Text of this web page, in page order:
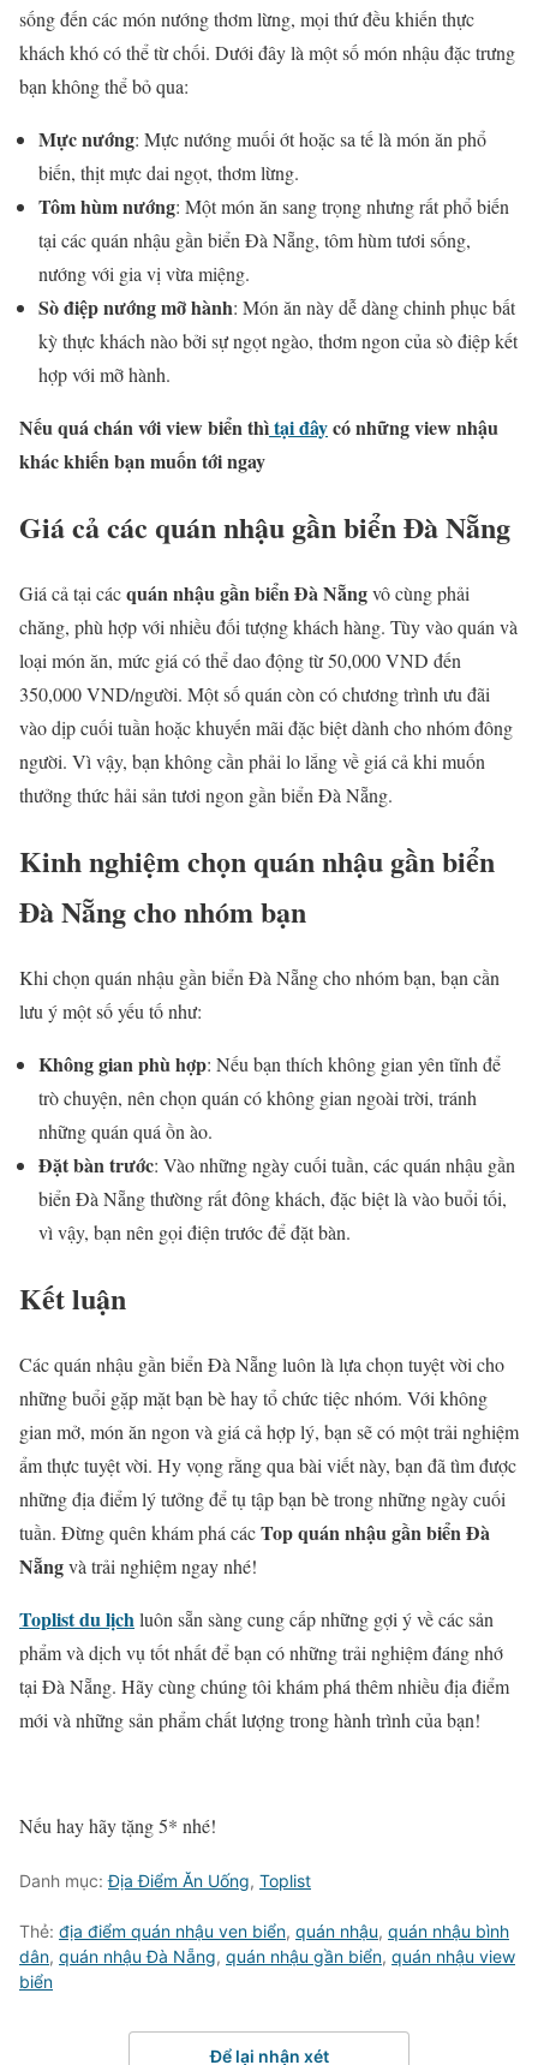
sống đến các món nướng thơm lừng, mọi thứ đều khiến thực
khách khó có thể từ chối. Dưới đây là một số món nhậu đặc trưng
bạn không thể bỏ qua:
Mực nướng: Mực nướng muối ớt hoặc sa tế là món ăn phổ
biến, thịt mực dai ngọt, thơm lừng.
Tôm hùm nướng: Một món ăn sang trọng nhưng rất phổ biến
tại các quán nhậu gần biển Đà Nẵng, tôm hùm tươi sống,
nướng với gia vị vừa miệng.
Sò điệp nướng mỡ hành: Món ăn này dễ dàng chinh phục bất
kỳ thực khách nào bởi sự ngọt ngào, thơm ngon của sò điệp kết
hợp với mỡ hành.
Nếu quá chán với view biển thìtại đâycó những view nhậu
khác khiến bạn muốn tới ngay
Giá cả các quán nhậu gần biển Đà Nẵng
Giá cả tại cácquán nhậu gần biển Đà Nẵngvô cùng phải
chăng, phù hợp với nhiều đối tượng khách hàng. Tùy vào quán và
loại món ăn, mức giá có thể dao động từ 50,000 VND đến
350,000 VND/người. Một số quán còn có chương trình ưu đãi
vào dịp cuối tuần hoặc khuyến mãi đặc biệt dành cho nhóm đông
người. Vì vậy, bạn không cần phải lo lắng về giá cả khi muốn
thưởng thức hải sản tươi ngon gần biển Đà Nẵng.
Kinh nghiệm chọn quán nhậu gần biển
Đà Nẵng cho nhóm bạn
Khi chọn quán nhậu gần biển Đà Nẵng cho nhóm bạn, bạn cần
lưu ý một số yếu tố như:
Không gian phù hợp: Nếu bạn thích không gian yên tĩnh để
trò chuyện, nên chọn quán có không gian ngoài trời, tránh
những quán quá ồn ào.
Đặt bàn trước: Vào những ngày cuối tuần, các quán nhậu gần
biển Đà Nẵng thường rất đông khách, đặc biệt là vào buổi tối,
vì vậy, bạn nên gọi điện trước để đặt bàn.
Kết luận
Các quán nhậu gần biển Đà Nẵng luôn là lựa chọn tuyệt vời cho
những buổi gặp mặt bạn bè hay tổ chức tiệc nhóm. Với không
gian mở, món ăn ngon và giá cả hợp lý, bạn sẽ có một trải nghiệm
ẩm thực tuyệt vời. Hy vọng rằng qua bài viết này, bạn đã tìm được
những địa điểm lý tưởng để tụ tập bạn bè trong những ngày cuối
tuần. Đừng quên khám phá cácTop quán nhậu gần biển Đà
Nẵngvà trải nghiệm ngay nhé!
Toplist du lịchluôn sẵn sàng cung cấp những gợi ý về các sản
phẩm và dịch vụ tốt nhất để bạn có những trải nghiệm đáng nhớ
tại Đà Nẵng. Hãy cùng chúng tôi khám phá thêm nhiều địa điểm
mới và những sản phẩm chất lượng trong hành trình của bạn!
Nếu hay hãy tặng 5* nhé!
Danh mục:Địa Điểm Ăn Uống, Toplist
Thẻ: địa điểm quán nhậu ven biển, quán nhậu, quán nhậu bình
dân, quán nhậu Đà Nẵng, quán nhậu gần biển, quán nhậu view
biển
Để lại nhận xét